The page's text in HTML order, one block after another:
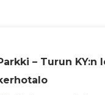
– Turun KY:n